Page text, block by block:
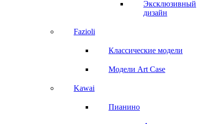
Эксклюзивный
дизайн
Fazioli
Классические модели
Модели Art Case
Kawai
Пианино